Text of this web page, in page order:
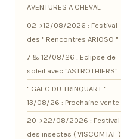
AVENTURES A CHEVAL
02->12/08/2026 : Festival
des " Rencontres ARIOSO "
7 & 12/08/26 : Eclipse de
soleil avec "ASTROTHIERS"
" GAEC DU TRINQUART "
13/08/26 : Prochaine vente
20->22/08/2026 : Festival
des insectes ( VISCOMTAT )